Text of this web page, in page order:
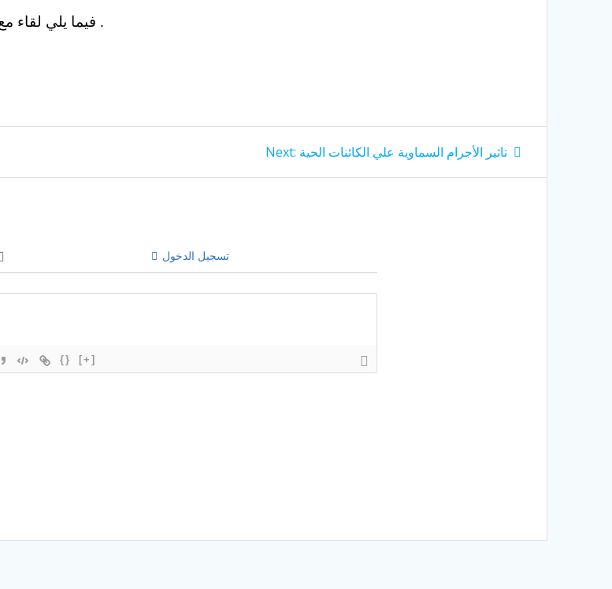
فيما يلي لقاء مع الدكتورة إيناس موسى أخصائية أمراض الجلدية والتجميل .
Next: Next
تاثير الأجرام السماوية علي الكائنات الحية
تسجيل الدخول
{} [+]